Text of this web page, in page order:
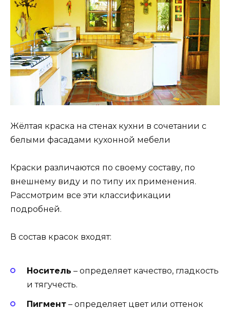
Жёлтая краска на стенах кухни в сочетании с
белыми фасадами кухонной мебели
Краски различаются по своему составу, по
внешнему виду и по типу их применения.
Рассмотрим все эти классификации
подробней.
В состав красок входят:
Носитель – определяет качество, гладкость
и тягучесть.
Пигмент – определяет цвет или оттенок